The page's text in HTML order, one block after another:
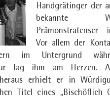
Handgrätinger der
bekannte
Prämonstratenser
Vor allem der
im Untergrund
lag ihm am Herzen.
heraus erhielt er in
Titel eines „Bischöflich